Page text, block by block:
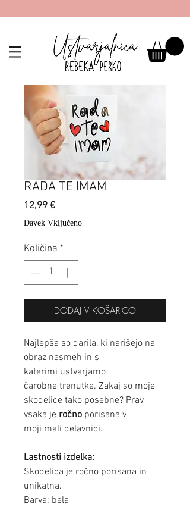
RADA TE IMAM
12,99 €Price
Davek Vključeno
Količina *
DODAJ V KOŠARICO
Najlepša so darila, ki narišejo na
obraz nasmeh in s
katerimi ustvarjamo
čarobne trenutke. Zakaj so moje
skodelice tako posebne? Prav
vsaka je ročno porisana v
moji mali delavnici.
Lastnosti izdelka:
Skodelica je ročno porisana in
unikatna.
Barva: bela